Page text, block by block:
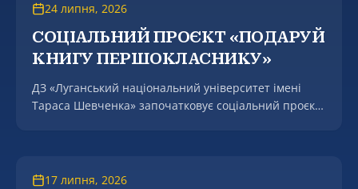
24 липня, 2026
СОЦІАЛЬНИЙ ПРОЄКТ «ПОДАРУЙ
КНИГУ ПЕРШОКЛАСНИКУ»
ДЗ «Луганський національний університет імені
Тараса Шевченка» започатковує соціальний проєкт
17 липня, 2026